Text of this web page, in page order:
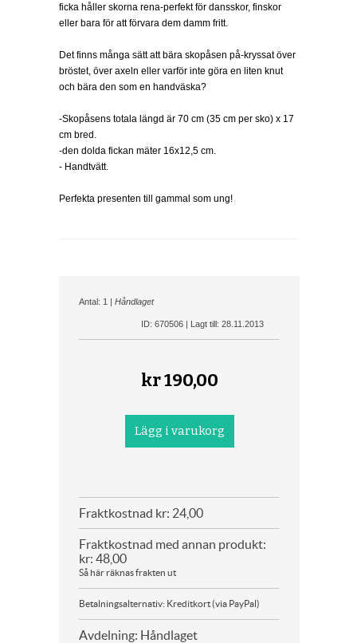
ficka håller skorna rena-perfekt för dansskor, finskor
eller bara för att förvara dem damm fritt.
Det finns många sätt att bära skopåsen på-kryssat över
bröstet, över axeln eller varför inte göra en liten knut
och bära den som en handväska?
-Skopåsens totala längd är 70 cm (35 cm per sko) x 17
cm bred.
-den dolda fickan mäter 16x12,5 cm.
- Handtvätt.
Perfekta presenten till gammal som ung!
Antal: 1 | Håndlaget
ID: 670506 | Lagt till: 28.11.2013
kr190,00
Fraktkostnad kr: 24,00
Fraktkostnad med annan produkt:
kr: 48,00
Så här räknas frakten ut
Betalningsalternativ: Kreditkort (via PayPal)
Avdelning: Håndlaget